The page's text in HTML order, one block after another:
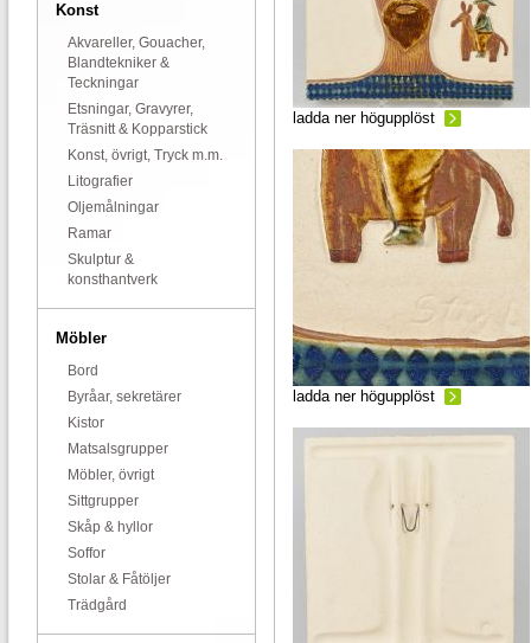
Konst
Akvareller, Gouacher,
Blandtekniker &
Teckningar
Etsningar, Gravyrer,
Träsnitt & Kopparstick
Konst, övrigt, Tryck m.m.
Litografier
Oljemålningar
Ramar
Skulptur &
konsthantverk
Möbler
Bord
Byråar, sekretärer
Kistor
Matsalsgrupper
Möbler, övrigt
Sittgrupper
Skåp & hyllor
Soffor
Stolar & Fåtöljer
Trädgård
ladda ner högupplöst
ladda ner högupplöst